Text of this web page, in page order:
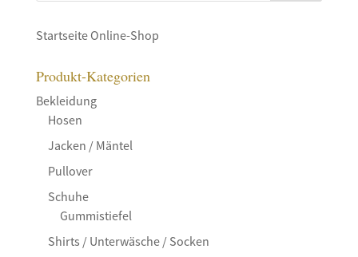
Startseite Online-Shop
Produkt-Kategorien
Bekleidung
Hosen
Jacken / Mäntel
Pullover
Schuhe
Gummistiefel
Shirts / Unterwäsche / Socken